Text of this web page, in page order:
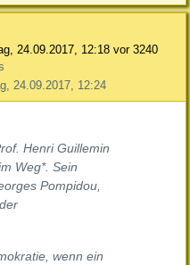
24.09.2017, 12:18 vor 3240
24.09.2017, 12:24
Henri Guillemin
Weg*. Sein
Pompidou,
wenn ein